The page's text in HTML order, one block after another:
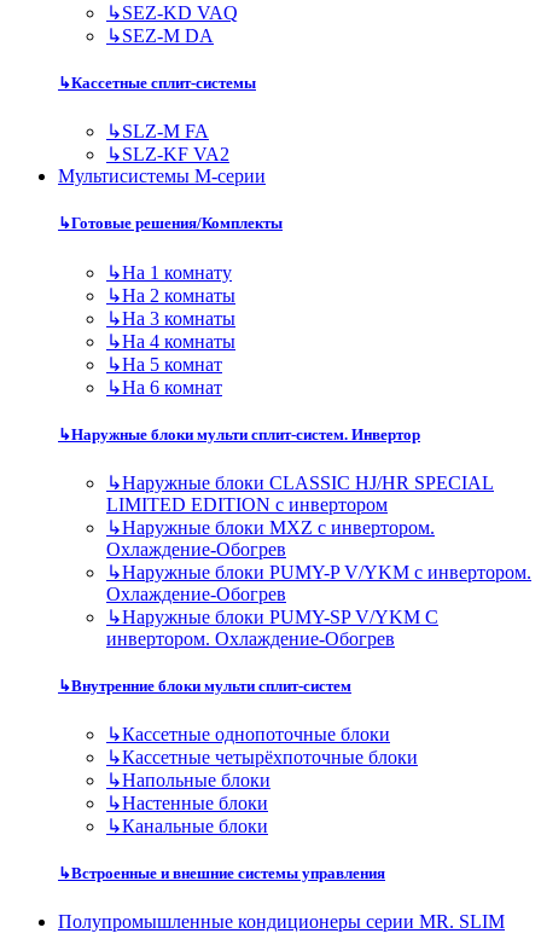
↳SEZ-KD VAQ
↳SEZ-M DA
↳Кассетные сплит-системы
↳SLZ-M FA
↳SLZ-KF VA2
Мультисистемы M-серии
↳Готовые решения/Комплекты
↳На 1 комнату
↳На 2 комнаты
↳На 3 комнаты
↳На 4 комнаты
↳На 5 комнат
↳На 6 комнат
↳Наружные блоки мульти сплит-систем. Инвертор
↳Наружные блоки CLASSIC HJ/HR SPECIAL
LIMITED EDITION с инвертором
↳Наружные блоки MXZ с инвертором.
Охлаждение-Обогрев
↳Наружные блоки PUMY-P V/YKM с инвертором.
Охлаждение-Обогрев
↳Наружные блоки PUMY-SP V/YKM С
инвертором. Охлаждение-Обогрев
↳Внутренние блоки мульти сплит-систем
↳Кассетные однопоточные блоки
↳Кассетные четырёхпоточные блоки
↳Напольные блоки
↳Настенные блоки
↳Канальные блоки
↳Встроенные и внешние системы управления
Полупромышленные кондиционеры серии MR. SLIM